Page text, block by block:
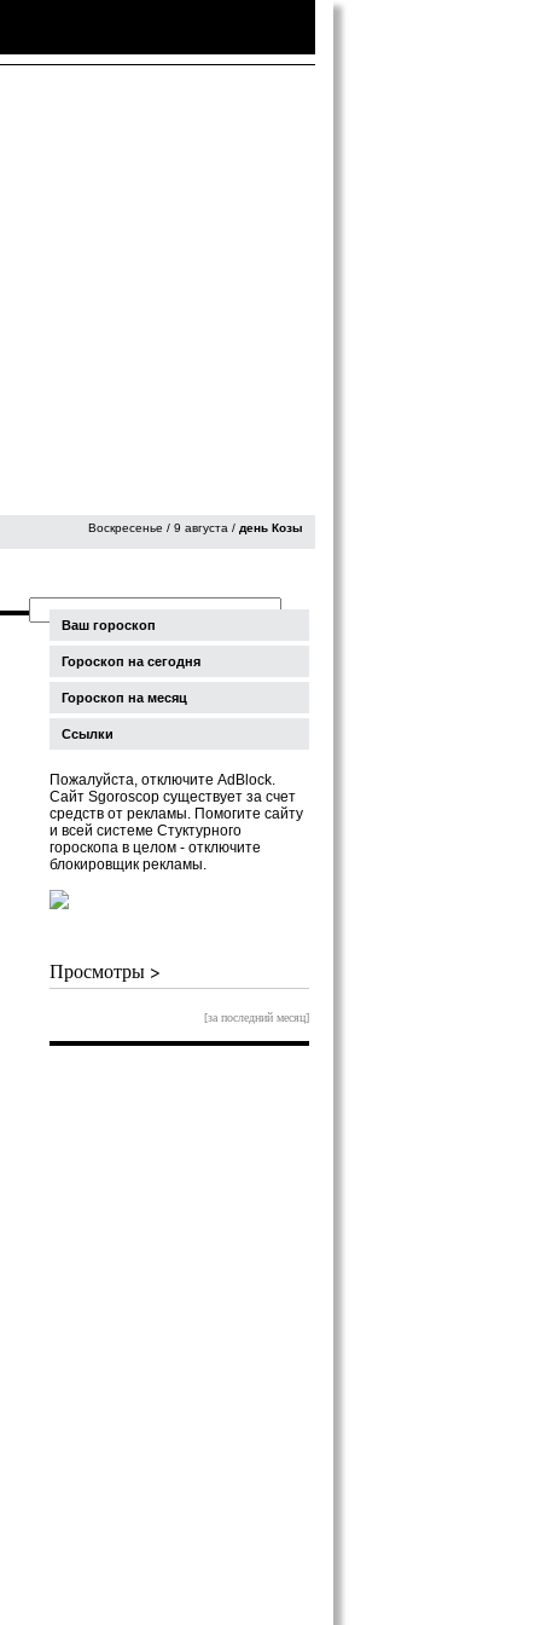
Воскресенье / 9 августа / день Козы
Ваш гороскоп
Гороскоп на сегодня
Гороскоп на месяц
Ссылки
Пожалуйста, отключите AdBlock.
Сайт Sgoroscop существует за счет
средств от рекламы. Помогите сайту
и всей системе Стуктурного
гороскопа в целом - отключите
блокировщик рекламы.
Просмотры >
[за последний месяц]